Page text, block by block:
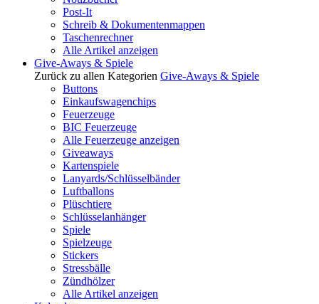
Post-It
Schreib & Dokumentenmappen
Taschenrechner
Alle Artikel anzeigen
Give-Aways & Spiele
Zurück zu allen Kategorien Give-Aways & Spiele
Buttons
Einkaufswagenchips
Feuerzeuge
BIC Feuerzeuge
Alle Feuerzeuge anzeigen
Giveaways
Kartenspiele
Lanyards/Schlüsselbänder
Luftballons
Plüschtiere
Schlüsselanhänger
Spiele
Spielzeuge
Stickers
Stressbälle
Zündhölzer
Alle Artikel anzeigen